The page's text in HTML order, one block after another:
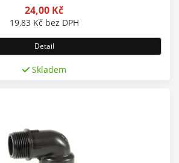
24,00 Kč
19,83 Kč bez DPH
Detail
Skladem